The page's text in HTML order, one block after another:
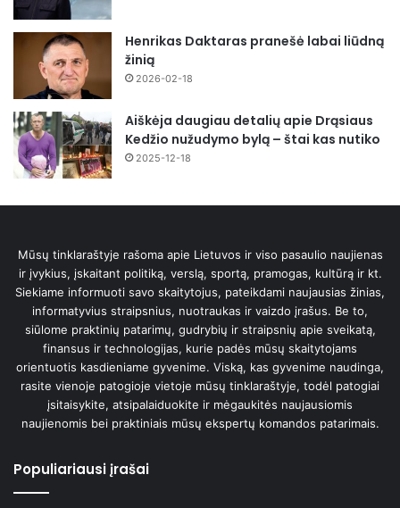
Henrikas Daktaras pranešė labai liūdną
žinią
2026-02-18
Aiškėja daugiau detalių apie Drąsiaus
Kedžio nužudymo bylą – štai kas nutiko
2025-12-18
Mūsų tinklaraštyje rašoma apie Lietuvos ir viso pasaulio naujienas
ir įvykius, įskaitant politiką, verslą, sportą, pramogas, kultūrą ir kt.
Siekiame informuoti savo skaitytojus, pateikdami naujausias žinias,
informatyvius straipsnius, nuotraukas ir vaizdo įrašus. Be to,
siūlome praktinių patarimų, gudrybių ir straipsnių apie sveikatą,
finansus ir technologijas, kurie padės mūsų skaitytojams
orientuotis kasdieniame gyvenime. Viską, kas gyvenime naudinga,
rasite vienoje patogioje vietoje mūsų tinklaraštyje, todėl patogiai
įsitaisykite, atsipalaiduokite ir mėgaukitės naujausiomis
naujienomis bei praktiniais mūsų ekspertų komandos patarimais.
Populiariausi įrašai